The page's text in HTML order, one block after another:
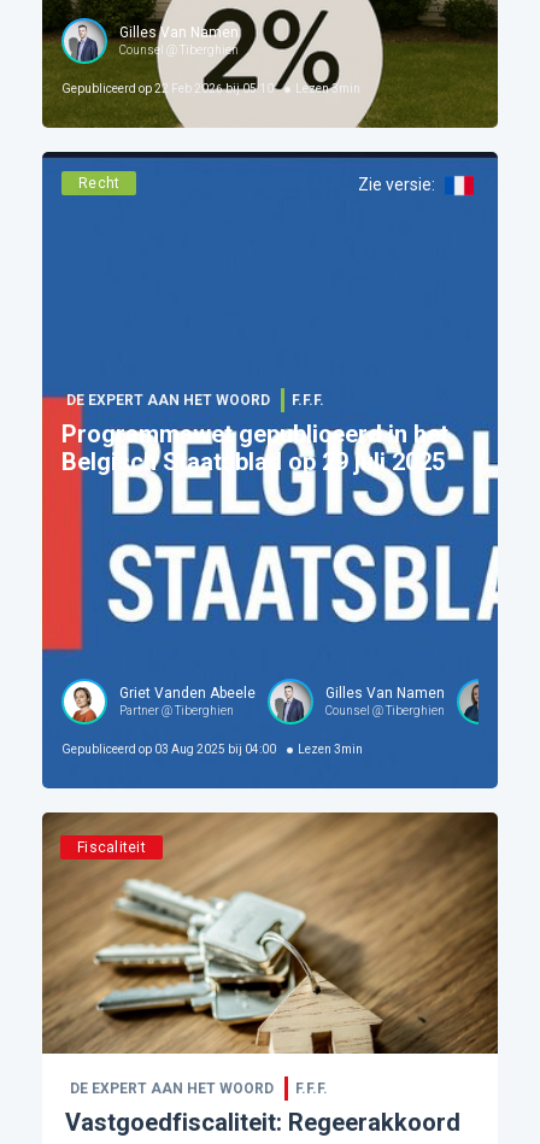
Gilles Van Namen
Counsel @ Tiberghien
Gepubliceerd op22 Feb 2026 bij 05:10 Lezen3min
Recht Zie versie:
DE EXPERT AAN HET WOORD F.F.F.
Programmawet gepubliceerd in het
Belgisch Staatsblad op 29 juli 2025
Griet Vanden Abeele
Partner @ Tiberghien
Gilles Van Namen
Counsel @ Tiberghien
Gepubliceerd op 03 Aug 2025 bij 04:00 Lezen 3min
Fiscaliteit
DE EXPERT AAN HET WOORD F.F.F.
Vastgoedfiscaliteit: Regeerakkoord